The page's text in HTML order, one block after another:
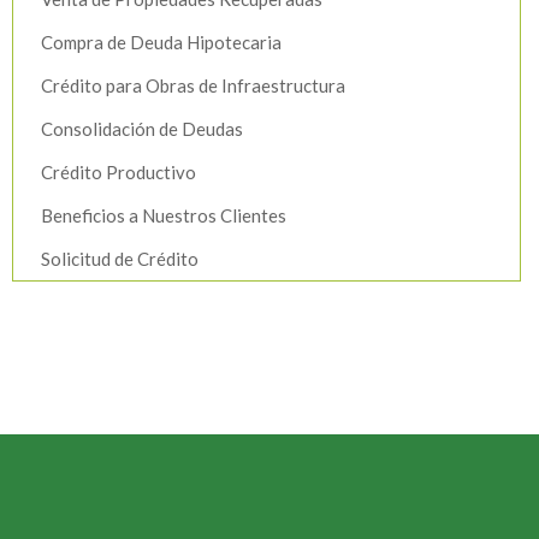
Compra de Deuda Hipotecaria
Crédito para Obras de Infraestructura
Consolidación de Deudas
Crédito Productivo
Beneficios a Nuestros Clientes
Solicitud de Crédito